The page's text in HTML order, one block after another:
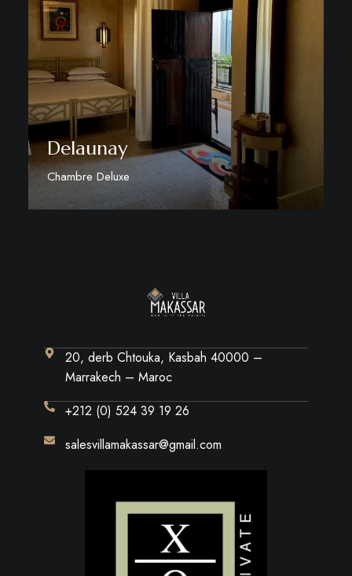
Delaunay
Chambre Deluxe
Discover More
20, derb Chtouka, Kasbah 40000 –
Marrakech – Maroc
+212 (0) 524 39 19 26
salesvillamakassar@gmail.com